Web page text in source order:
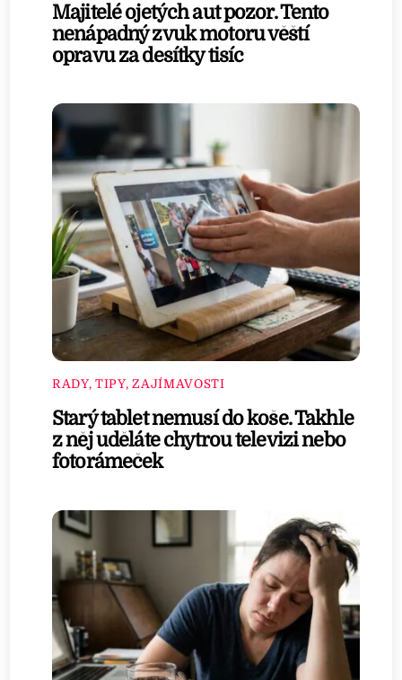
Majitelé ojetých aut pozor. Tento
nenápadný zvuk motoru věští
opravu za desítky tisíc
RADY, TIPY, ZAJÍMAVOSTI
Starý tablet nemusí do koše. Takhle
z něj uděláte chytrou televizi nebo
fotorámeček